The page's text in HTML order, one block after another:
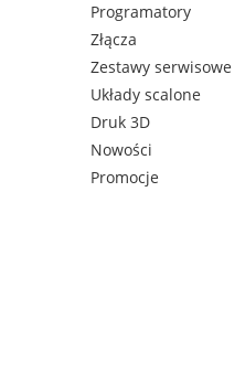
Programatory
Złącza
Zestawy serwisowe
Układy scalone
Druk 3D
Nowości
Promocje